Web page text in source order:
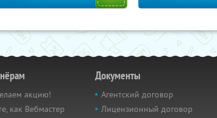
акцию!
как Вебмастер
Документы
Агентский договор
Лицензионный договор